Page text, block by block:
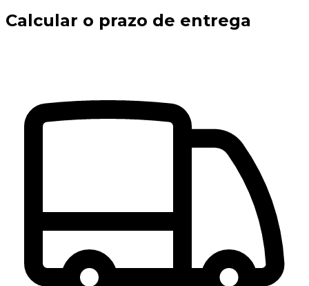
Calcular o prazo de entrega